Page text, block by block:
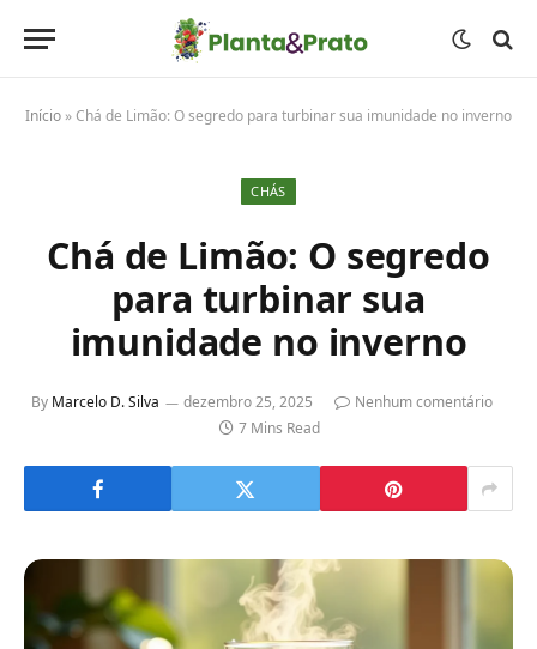
Início »Chá de Limão: O segredo para turbinar sua imunidade no inverno
CHÁS
Chá de Limão: O segredo
para turbinar sua
imunidade no inverno
By Marcelo D. Silva dezembro 25, 2025
Nenhum comentário
7 Mins Read